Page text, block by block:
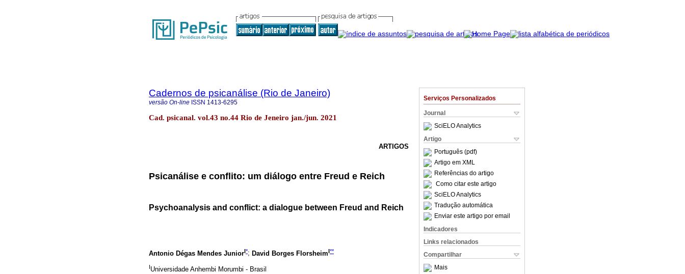
Serviços Personalizados
Journal
SciELO Analytics
Artigo
Português (pdf)
Artigo em XML
Referências do artigo
Como citar este artigo
SciELO Analytics
Tradução automática
Enviar este artigo por email
Indicadores
Links relacionados
Compartilhar
Mais
Cadernos de psicanálise (Rio de Janeiro)
versão On-line ISSN 1413-6295
Cad. psicanal. vol.43 no.44 Rio de Jeneiro jan./jun. 2021
ARTIGOS
Psicanálise e conflito: um diálogo entre Freud e Reich
Psychoanalysis and conflict: a dialogue between Freud and Reich
Antonio Dégas Mendes JuniorI*; David Borges FlorsheimI**
IUniversidade Anhembi Morumbi - Brasil